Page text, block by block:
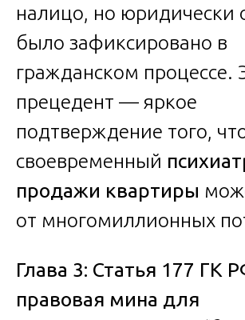
налицо, но юридически
было зафиксировано в
гражданском процессе.
прецедент — яркое
подтверждение того,
своевременный
продажи квартиры
от многомиллионных
Глава 3: Статья 177 ГК
правовая мина для